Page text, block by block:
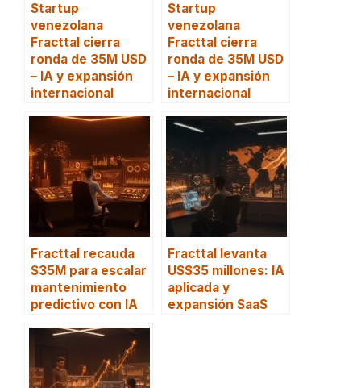
Startup
venezolana
Fracttal cierra
ronda de 35M USD
– IA y expansión
internacional
Startup
venezolana
Fracttal cierra
ronda de 35M USD
– IA y expansión
internacional
Fracttal recauda
$35M para escalar
mantenimiento
predictivo con IA
Fracttal levanta
US$35 millones: IA
aplicada y
expansión SaaS